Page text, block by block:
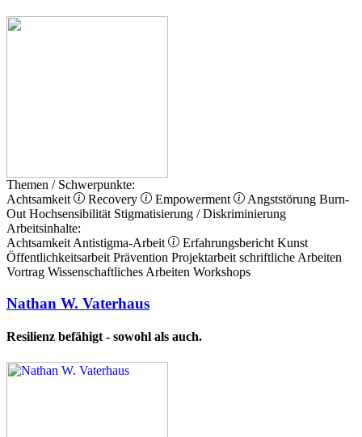
Themen / Schwerpunkte:
Achtsamkeit
Recovery Empowerment Angststörung Burn-
Out Hochsensibilität Stigmatisierung / Diskriminierung
Arbeitsinhalte:
Achtsamkeit Antistigma-Arbeit Erfahrungsbericht Kunst
Öffentlichkeitsarbeit Prävention Projektarbeit schriftliche Arbeiten
Vortrag Wissenschaftliches Arbeiten Workshops
Nathan W. Vaterhaus
Resilienz befähigt - sowohl als auch.